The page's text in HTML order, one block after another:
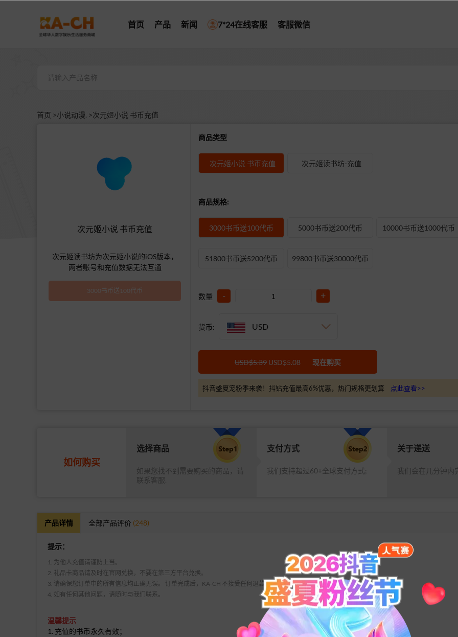
首页 产品 新闻 7*24在线客服 客服微信
首页 >小说动漫. >次元姬小说 书币充值
次元姬小说 书币充值
次元姬读书坊为次元姬小说的iOS版本，
两者账号和充值数据无法互通
3000书币送100代币
商品类型
次元姬小说 书币充值 次元姬读书坊-充值
商品规格:
3000书币送100代币 5000书币送200代币 10000书币送1000代币
51800书币送5200代币 99800书币送30000代币
数量 - +
货币: USD
USD$5.39 USD$5.08 现在购买
抖音盛夏宠粉季来袭！抖钻充值最高6%优惠，热门规格更划算 点此查看>>
如何购买
选择商品
如果您找不到需要购买的商品，请
联系客服.
支付方式
我们支持超过60+全球支付方式;
关于递送
我们会在几分钟内
产品详情 全部产品评价 (248)
提示：
1. 为他人充值请谨防上当。
2. 礼品卡商品请及时在官网兑换，不要在第三方平台兑换。
3. 请确保您订单中的所有信息均正确无误。 订单完成后，KA-CH 不接受任何退款请求。
4. 如有任何其他问题，请随时与我们联系。
温馨提示
1. 充值的书币永久有效；